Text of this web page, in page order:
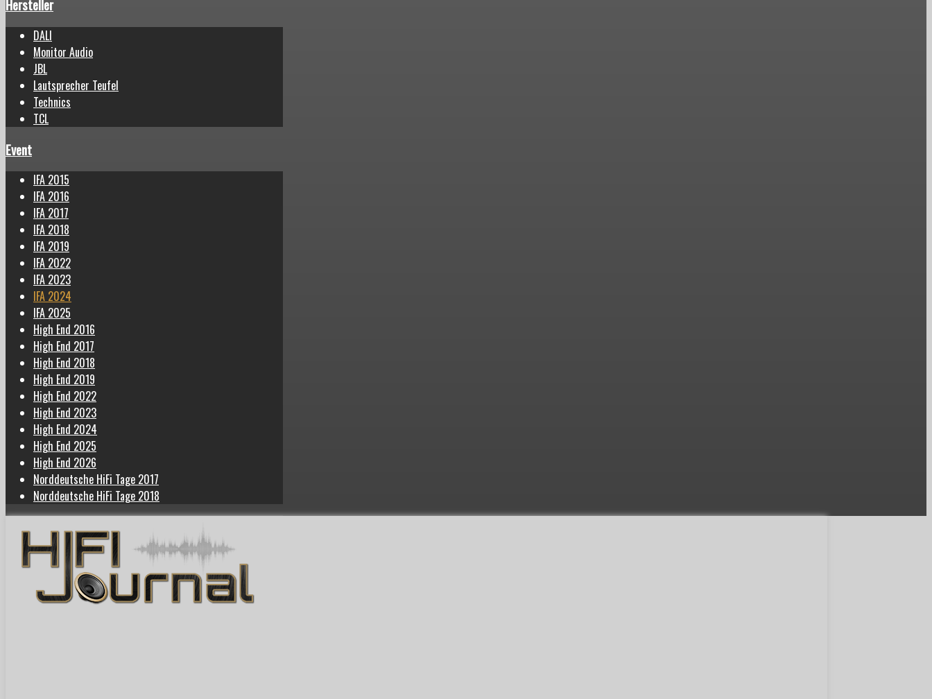
Hersteller
DALI
Monitor Audio
JBL
Lautsprecher Teufel
Technics
TCL
Event
IFA 2015
IFA 2016
IFA 2017
IFA 2018
IFA 2019
IFA 2022
IFA 2023
IFA 2024
IFA 2025
High End 2016
High End 2017
High End 2018
High End 2019
High End 2022
High End 2023
High End 2024
High End 2025
High End 2026
Norddeutsche HiFi Tage 2017
Norddeutsche HiFi Tage 2018